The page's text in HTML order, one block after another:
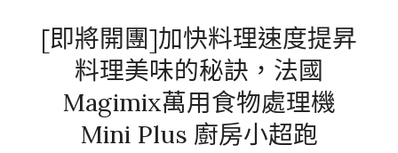
[即將開團]加快料理速度提昇
料理美味的秘訣，法國
Magimix萬用食物處理機
Mini Plus 廚房小超跑